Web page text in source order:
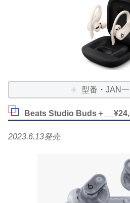
型番・JAN
Beats Studio Buds＋
2023.6.13発売